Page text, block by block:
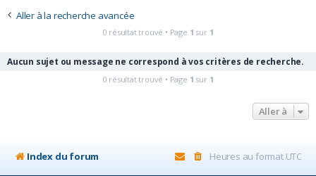
e
Aller à la recherche avancée
0 résultat trouvé • Page 1 sur 1
Aucun sujet ou message ne correspond à vos critères de recherche.
0 résultat trouvé • Page 1 sur 1
Aller à
Index du forum Heures au format UTC